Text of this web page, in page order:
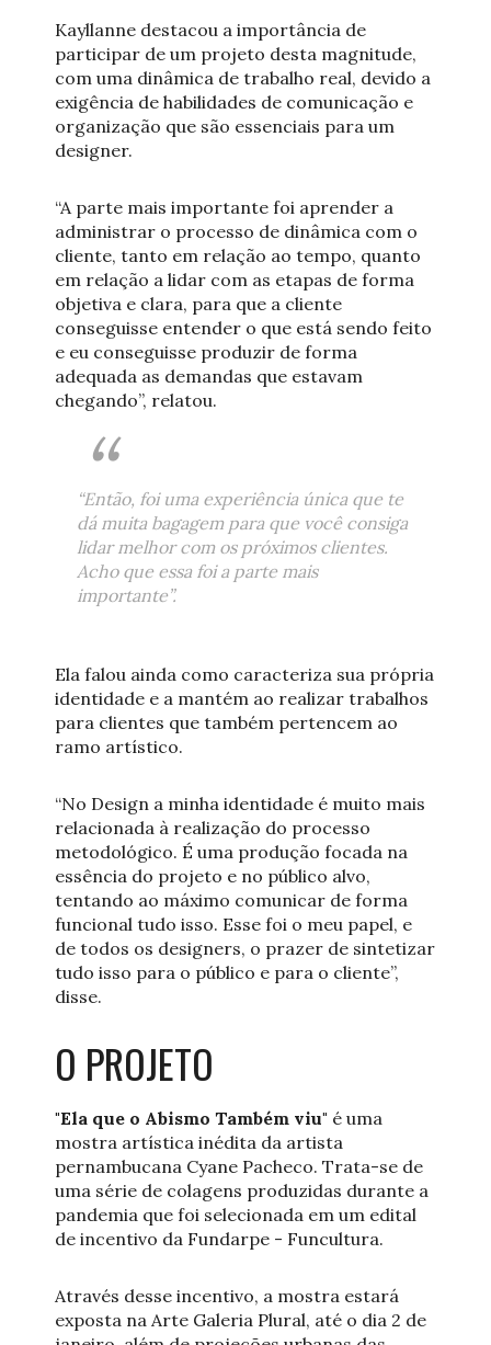
Kayllanne destacou a importância de
participar de um projeto desta magnitude,
com uma dinâmica de trabalho real, devido a
exigência de habilidades de comunicação e
organização que são essenciais para um
designer.
“A parte mais importante foi aprender a
administrar o processo de dinâmica com o
cliente, tanto em relação ao tempo, quanto
em relação a lidar com as etapas de forma
objetiva e clara, para que a cliente
conseguisse entender o que está sendo feito
e eu conseguisse produzir de forma
adequada as demandas que estavam
chegando”, relatou.
“Então, foi uma experiência única que te
dá muita bagagem para que você consiga
lidar melhor com os próximos clientes.
Acho que essa foi a parte mais
importante”.
Ela falou ainda como caracteriza sua própria
identidade e a mantém ao realizar trabalhos
para clientes que também pertencem ao
ramo artístico.
“No Design a minha identidade é muito mais
relacionada à realização do processo
metodológico. É uma produção focada na
essência do projeto e no público alvo,
tentando ao máximo comunicar de forma
funcional tudo isso. Esse foi o meu papel, e
de todos os designers, o prazer de sintetizar
tudo isso para o público e para o cliente”,
disse.
O PROJETO
"Ela que o Abismo Também viu" é uma
mostra artística inédita da artista
pernambucana Cyane Pacheco. Trata-se de
uma série de colagens produzidas durante a
pandemia que foi selecionada em um edital
de incentivo da Fundarpe - Funcultura.
Através desse incentivo, a mostra estará
exposta na Arte Galeria Plural, até o dia 2 de